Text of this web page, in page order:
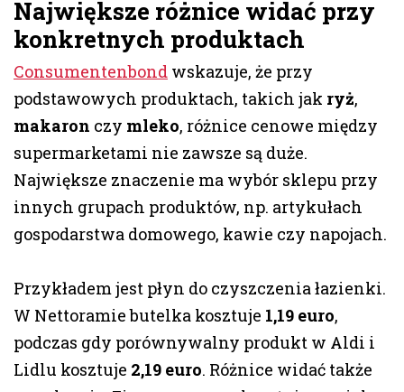
Największe różnice widać przy
konkretnych produktach
Consumentenbond wskazuje, że przy
podstawowych produktach, takich jak ryż,
makaron czy mleko, różnice cenowe między
supermarketami nie zawsze są duże.
Największe znaczenie ma wybór sklepu przy
innych grupach produktów, np. artykułach
gospodarstwa domowego, kawie czy napojach.
Przykładem jest płyn do czyszczenia łazienki.
W Nettoramie butelka kosztuje 1,19 euro,
podczas gdy porównywalny produkt w Aldi i
Lidlu kosztuje 2,19 euro. Różnice widać także